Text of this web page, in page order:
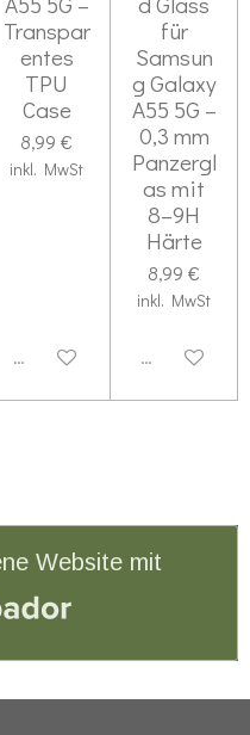
Transpar
entes
TPU
Case
8,99 €
inkl. MwSt
Deaktiviert
für
Samsun
g Galaxy
A55 5G –
0,3 mm
Panzergl
as mit
8–9H
Härte
8,99 €
inkl. MwSt
Deaktiviert
Website mit